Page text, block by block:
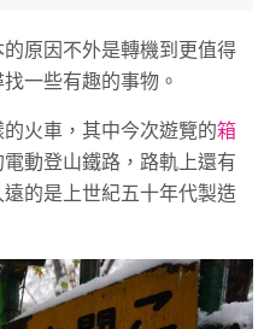
原因不外是轉機到更值得
一些有趣的事物。
火車，其中今次遊覽的箱
電動登山鐵路，路軌上還有
的是上世紀五十年代製造